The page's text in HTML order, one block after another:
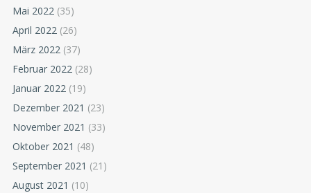
Mai 2022 (35)
April 2022 (26)
März 2022 (37)
Februar 2022 (28)
Januar 2022 (19)
Dezember 2021 (23)
November 2021 (33)
Oktober 2021 (48)
September 2021 (21)
August 2021 (10)